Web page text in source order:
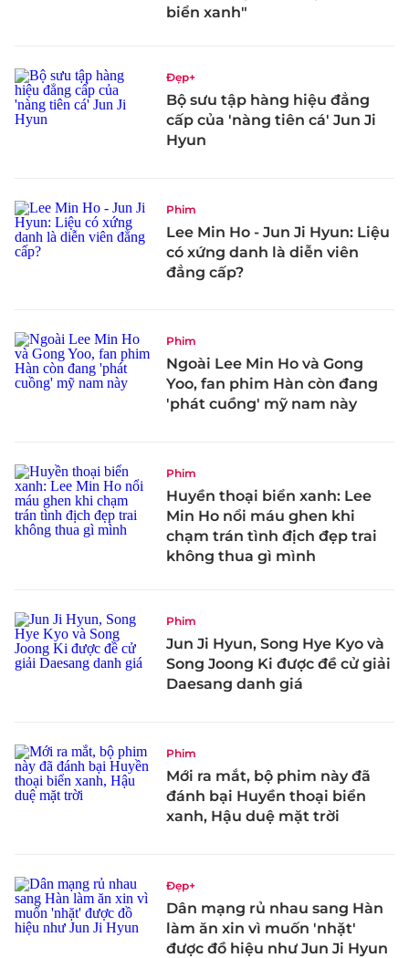
biển xanh"
Đẹp+
Bộ sưu tập hàng hiệu đẳng
cấp của 'nàng tiên cá' Jun Ji
Hyun
Phim
Lee Min Ho - Jun Ji Hyun: Liệu
có xứng danh là diễn viên
đẳng cấp?
Phim
Ngoài Lee Min Ho và Gong
Yoo, fan phim Hàn còn đang
'phát cuồng' mỹ nam này
Phim
Huyền thoại biển xanh: Lee
Min Ho nổi máu ghen khi
chạm trán tình địch đẹp trai
không thua gì mình
Phim
Jun Ji Hyun, Song Hye Kyo và
Song Joong Ki được đề cử giải
Daesang danh giá
Phim
Mới ra mắt, bộ phim này đã
đánh bại Huyền thoại biển
xanh, Hậu duệ mặt trời
Đẹp+
Dân mạng rủ nhau sang Hàn
làm ăn xin vì muốn 'nhặt'
được đồ hiệu như Jun Ji Hyun